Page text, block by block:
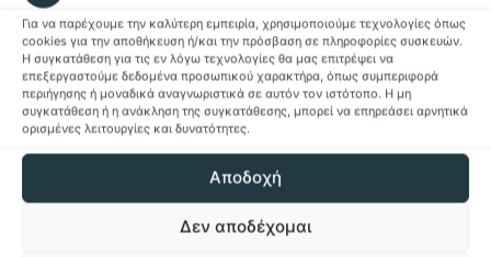
Για να παρέχουμε την καλύτερη εμπειρία, χρησιμοποιούμε τεχνολογίες όπως
cookies για την αποθήκευση ή/και την πρόσβαση σε πληροφορίες συσκευών.
Η συγκατάθεση για τις εν λόγω τεχνολογίες θα μας επιτρέψει να
επεξεργαστούμε δεδομένα προσωπικού χαρακτήρα, όπως συμπεριφορά
περιήγησης ή μοναδικά αναγνωριστικά σε αυτόν τον ιστότοπο. Η μη
συγκατάθεση ή η ανάκληση της συγκατάθεσης, μπορεί να επηρεάσει αρνητικά
ορισμένες λειτουργίες και δυνατότητες.
Αποδοχή
Δεν αποδέχομαι
Gaming & Collectibles
Φωτιστικές μπάρες
28,00€Original
18,90€Η
τρέχουσα
Γυναικείο T-shirt
6,90€–11,00€Price